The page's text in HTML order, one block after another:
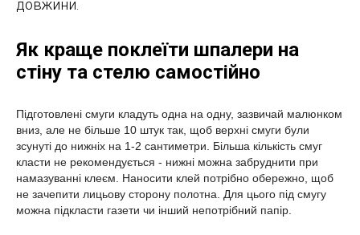
довжини.
Як краще поклеїти шпалери на
стіну та стелю самостійно
Підготовлені смуги кладуть одна на одну, зазвичай малюнком
вниз, але не більше 10 штук так, щоб верхні смуги були
зсунуті до нижніх на 1-2 сантиметри. Більша кількість смуг
класти не рекомендується - нижні можна забруднити при
намазуванні клеєм. Наносити клей потрібно обережно, щоб
не зачепити лицьову сторону полотна. Для цього під смугу
можна підкласти газети чи інший непотрібний папір.